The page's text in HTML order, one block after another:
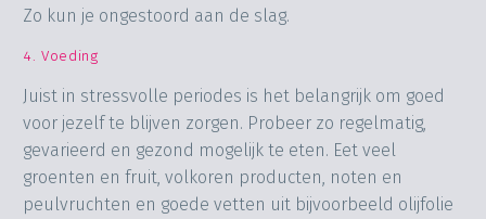
Zo kun je ongestoord aan de slag.
4. Voeding
Juist in stressvolle periodes is het belangrijk om goed
voor jezelf te blijven zorgen. Probeer zo regelmatig,
gevarieerd en gezond mogelijk te eten. Eet veel
groenten en fruit, volkoren producten, noten en
peulvruchten en goede vetten uit bijvoorbeeld olijfolie